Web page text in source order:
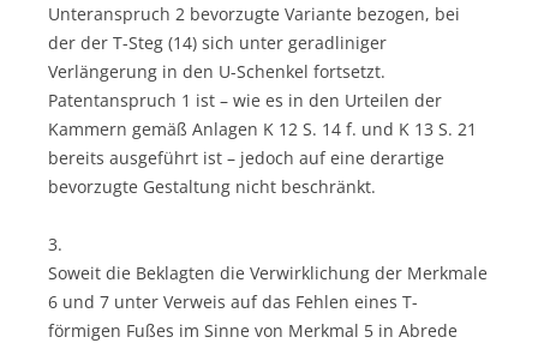
Unteranspruch 2 bevorzugte Variante bezogen, bei
der der T-Steg (14) sich unter geradliniger
Verlängerung in den U-Schenkel fortsetzt.
Patentanspruch 1 ist – wie es in den Urteilen der
Kammern gemäß Anlagen K 12 S. 14 f. und K 13 S. 21
bereits ausgeführt ist – jedoch auf eine derartige
bevorzugte Gestaltung nicht beschränkt.
3.
Soweit die Beklagten die Verwirklichung der Merkmale
6 und 7 unter Verweis auf das Fehlen eines T-
förmigen Fußes im Sinne von Merkmal 5 in Abrede